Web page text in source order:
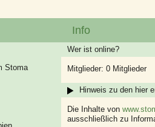
Stoma
Info
Wer ist online?
Mitglieder: 0 Mitglieder
Hinweis zu den hier
Die Inhalte von
ausschließlich zu